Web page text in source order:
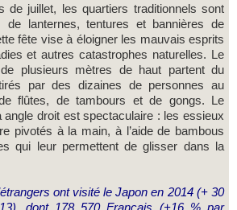
de juillet, les quartiers traditionnels sont
de lanternes, tentures et bannières de
fête vise à éloigner les mauvais esprits
et autres catastrophes naturelles. Le
plusieurs mètres de haut partent du
par des dizaines de personnes au
flûtes, de tambours et de gongs. Le
angle droit est spectaculaire : les essieux
pivotés à la main, à l’aide de bambous
qui leur permettent de glisser dans la
ont visité le Japon en 2014 (+ 30
dont 178 570 Français (+16 % par